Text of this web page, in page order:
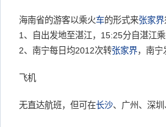
海南省的游客以乘火车的形式来张家界
1、自出发地至湛江，15:25分自湛江
2、南宁每日均2012次转张家界，南宁
飞机
无直达航班，但可在长沙、广州、深